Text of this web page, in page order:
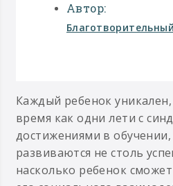
Автор:
Каждый ребенок
время как одни лети с
достижениями в
развиваются не столь
насколько ребенок